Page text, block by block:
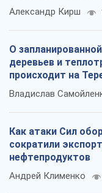
Александр Кирш
О
деревьев и
происходит на
Владислав
Как атаки Сил
сократили
нефтепродуктов
Андрей Клименко